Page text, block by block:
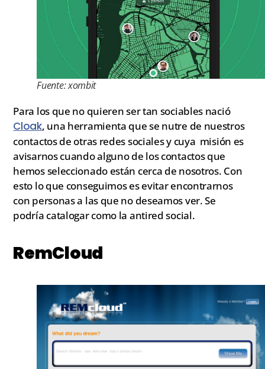
Fuente: xombit
Para los que no quieren ser tan sociables nació
Cloak, una herramienta que se nutre de nuestros
contactos de otras redes sociales y cuya misión es
avisarnos cuando alguno de los contactos que
hemos seleccionado están cerca de nosotros. Con
esto lo que conseguimos es evitar encontrarnos
con personas a las que no deseamos ver. Se
podría catalogar como la antired social.
RemCloud